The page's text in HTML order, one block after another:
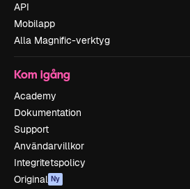
API
Mobilapp
Alla Magnific-verktyg
Kom igång
Academy
Dokumentation
Support
Användarvillkor
Integritetspolicy
Original Ny